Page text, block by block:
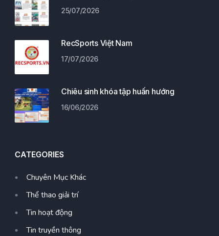
25/07/2026
RecSports Việt Nam
17/07/2026
Chiêu sinh khóa tập huấn hướng
16/06/2026
CATEGORIES
Chuyên Mục Khác
Thể thao giải trí
Tin hoạt động
Tin truyền thông